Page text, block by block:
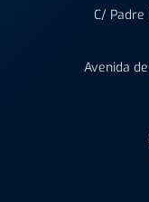
C/ Padre
Avenida